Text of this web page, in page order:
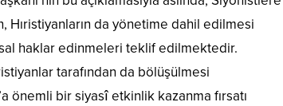
Hıristiyanların da yönetime dahil edilmesi
haklar edinmeleri teklif edilmektedir.
tarafından da bölüşülmesi
önemli bir siyasî etkinlik kazanma fırsatı